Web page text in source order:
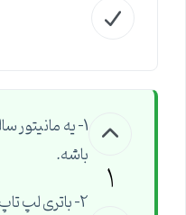
1
1- یه
باشه.
2- باتری لپ تاپ رو دربیارین و با برق شهری روشن کنید و دوباره تست کنید.